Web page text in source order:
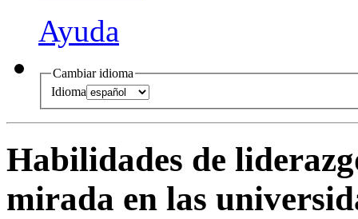
Ayuda
Cambiar idioma
Idioma
Habilidades de
mirada en las